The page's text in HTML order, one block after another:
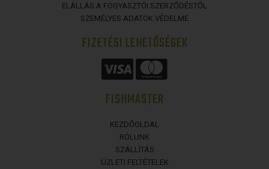
ELÁLLÁS A FOGYASZTÓI SZERZŐDÉSTŐL
SZEMÉLYES ADATOK VÉDELME
FIZETÉSI LEHETŐSÉGEK
FISHMASTER
KEZDŐOLDAL
RÓLUNK
SZÁLLÍTÁS
ÜZLETI FELTÉTELEK